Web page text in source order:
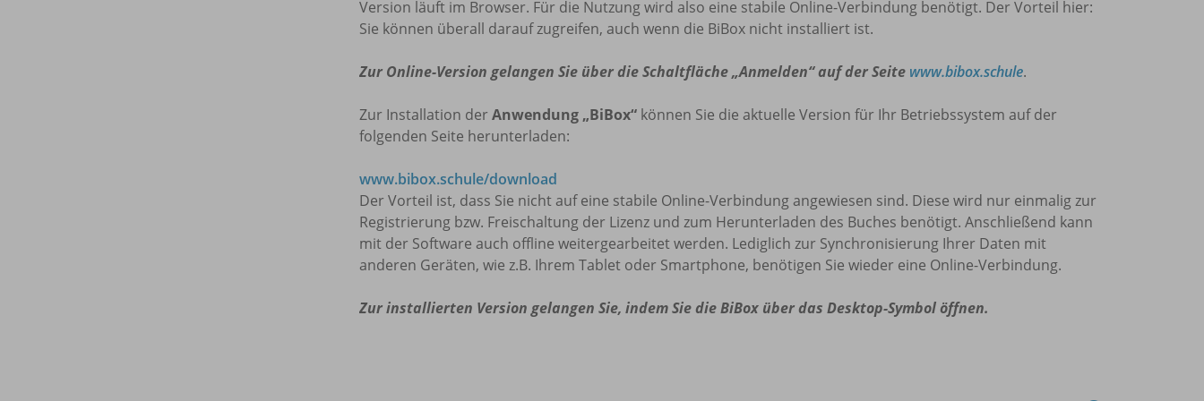
Version läuft im Browser. Für die Nutzung wird also eine stabile Online-Verbindung benötigt. Der Vorteil hier:
Sie können überall darauf zugreifen, auch wenn die BiBox nicht installiert ist.
Zur Online-Version gelangen Sie über die Schaltfläche „Anmelden“ auf der Seite www.bibox.schule.
Zur Installation der Anwendung „BiBox“ können Sie die aktuelle Version für Ihr Betriebssystem auf der
folgenden Seite herunterladen:
www.bibox.schule/download
Der Vorteil ist, dass Sie nicht auf eine stabile Online-Verbindung angewiesen sind. Diese wird nur einmalig zur
Registrierung bzw. Freischaltung der Lizenz und zum Herunterladen des Buches benötigt. Anschließend kann
mit der Software auch offline weitergearbeitet werden. Lediglich zur Synchronisierung Ihrer Daten mit
anderen Geräten, wie z.B. Ihrem Tablet oder Smartphone, benötigen Sie wieder eine Online-Verbindung.
Zur installierten Version gelangen Sie, indem Sie die BiBox über das Desktop-Symbol öffnen.